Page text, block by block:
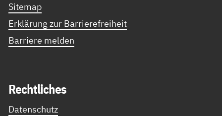
Sitemap
Erklärung zur Barrierefreiheit
Barriere melden
Recht­li­ches
Datenschutz